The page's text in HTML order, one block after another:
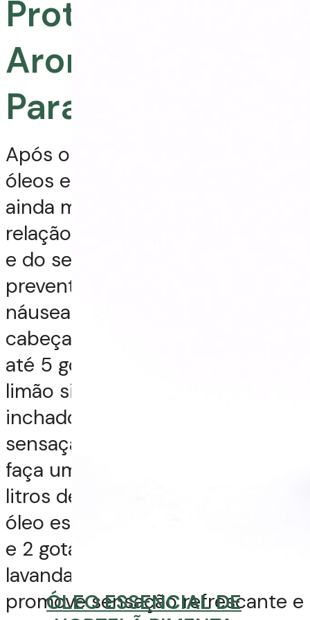
ÓLEO ESSENCIAL DE
Protocolos De
Aromaterapia
Para Gestantes
Após o 5° mês de gestação, os
óleos essenciais tornam-se
ainda mais terapêuticos em
relação ao bem-estar da mamãe
e do seu bebê. Como medida
preventiva para amenizar
náuseas, enjoos e dores de
cabeça, coloque num difusor
até 5 gotas de óleo essencial de
limão siciliano; se os pés estão
inchados, cansados e com
sensação de dor nas pernas,
faça um escalda-pés com 2
litros de água morna, 2 gotas de
óleo essencial de limão siciliano
e 2 gotas de óleo essencial de
lavanda francesa. Este
promove sensação refrescante e